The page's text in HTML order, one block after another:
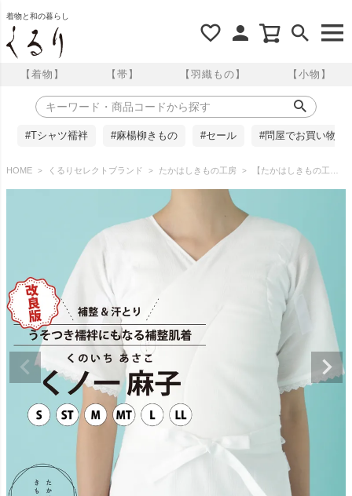
着物と和の暮らし
【着物】 【帯】 【羽織もの】 【小物】
#Tシャツ襦袢 #麻楊柳きもの #セール #問屋でお買い物
HOME くるりセレクトブランド たかはしきもの工房 【たかはしきもの工房】《改良版》汗取りと爽やかさを。うそつき襦袢にもなる補整肌着 くノ一 麻子(くのいちあさこ)